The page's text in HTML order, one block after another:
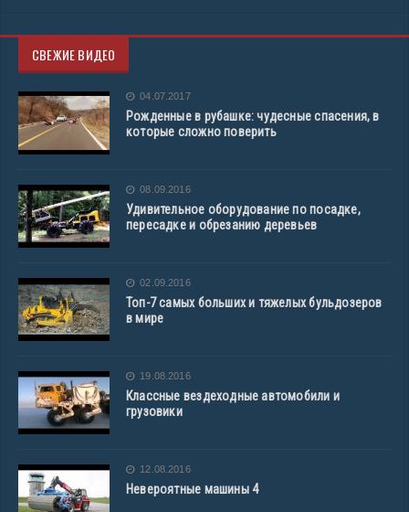
СВЕЖИЕ ВИДЕО
04.07.2017
Рожденные в рубашке: чудесные спасения, в
которые сложно поверить
08.09.2016
Удивительное оборудование по посадке,
пересадке и обрезанию деревьев
02.09.2016
Топ-7 самых больших и тяжелых бульдозеров
в мире
19.08.2016
Классные вездеходные автомобили и
грузовики
12.08.2016
Невероятные машины 4